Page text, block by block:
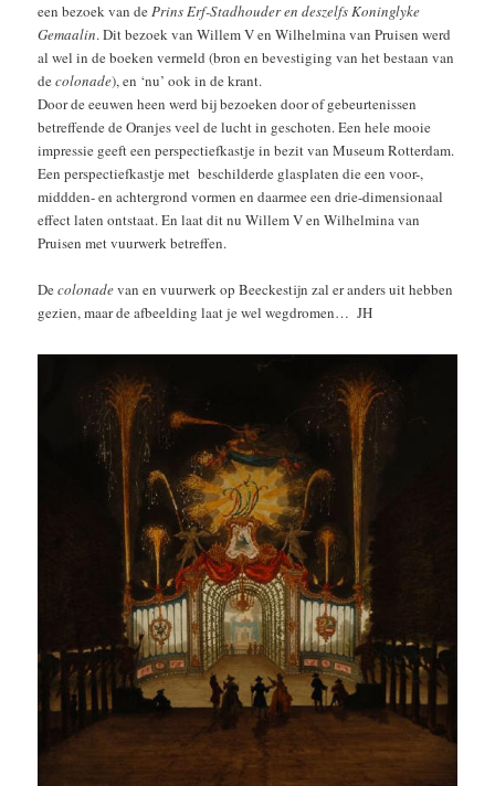
een bezoek van dePrins Erf-Stadhouder en deszelfs Koninglyke
Gemaalin. Dit bezoek van Willem V en Wilhelmina van Pruisen werd
al wel in de boeken vermeld (bron en bevestiging van het bestaan van
decolonade), en ‘nu’ ook in de krant.
Door de eeuwen heen werd bij bezoeken door of gebeurtenissen
betreffende de Oranjes veel de lucht in geschoten. Een hele mooie
impressie geeft een perspectiefkastje in bezit van Museum Rotterdam.
Een perspectiefkastje met beschilderde glasplaten die een voor-,
middden- en achtergrond vormen en daarmee een drie-dimensionaal
effect laten ontstaat. En laat dit nu Willem V en Wilhelmina van
Pruisen met vuurwerk betreffen.
Decolonadevan en vuurwerk op Beeckestijn zal er anders uit hebben
gezien, maar de afbeelding laat je wel wegdromen… JH